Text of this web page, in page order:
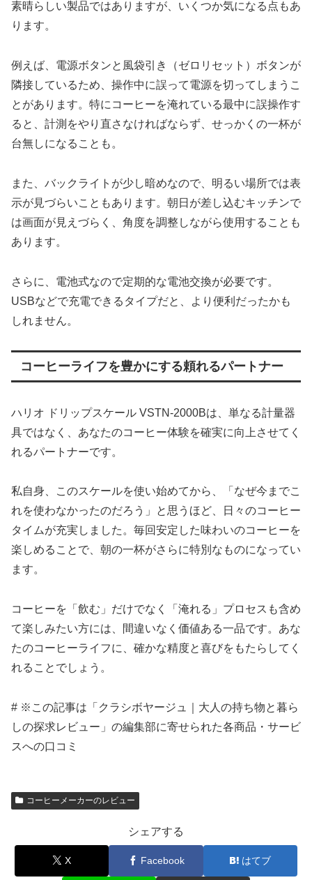
素晴らしい製品ではありますが、いくつか気になる点もあ
ります。
例えば、電源ボタンと風袋引き（ゼロリセット）ボタンが
隣接しているため、操作中に誤って電源を切ってしまうこ
とがあります。特にコーヒーを淹れている最中に誤操作す
ると、計測をやり直さなければならず、せっかくの一杯が
台無しになることも。
また、バックライトが少し暗めなので、明るい場所では表
示が見づらいこともあります。朝日が差し込むキッチンで
は画面が見えづらく、角度を調整しながら使用することも
あります。
さらに、電池式なので定期的な電池交換が必要です。
USBなどで充電できるタイプだと、より便利だったかも
しれません。
コーヒーライフを豊かにする頼れるパートナー
ハリオ ドリップスケール VSTN-2000Bは、単なる計量器
具ではなく、あなたのコーヒー体験を確実に向上させてく
れるパートナーです。
私自身、このスケールを使い始めてから、「なぜ今までこ
れを使わなかったのだろう」と思うほど、日々のコーヒー
タイムが充実しました。毎回安定した味わいのコーヒーを
楽しめることで、朝の一杯がさらに特別なものになってい
ます。
コーヒーを「飲む」だけでなく「淹れる」プロセスも含め
て楽しみたい方には、間違いなく価値ある一品です。あな
たのコーヒーライフに、確かな精度と喜びをもたらしてく
れることでしょう。
# ※この記事は「クラシボヤージュ｜大人の持ち物と暮ら
しの探求レビュー」の編集部に寄せられた各商品・サービ
スへの口コミ
コーヒーメーカーのレビュー
シェアする
X Facebook はてブ